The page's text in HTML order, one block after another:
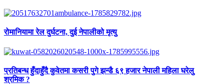
रोमानियामा रेल दुर्घटना, दुई नेपालीको मृत्यु
प्रतिबन्ध हुँदाहुँदै कुवेतमा कसरी पुगे झन्डै ६९ हजार नेपाली महिला घरेलु
श्रमिक ?